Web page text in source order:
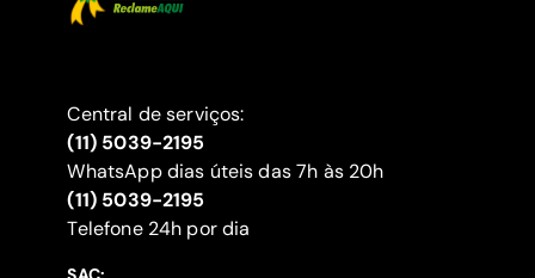
Central de serviços:
(11) 5039-2195
WhatsApp dias úteis das 7h às 20h
(11) 5039-2195
‍Telefone 24h por dia